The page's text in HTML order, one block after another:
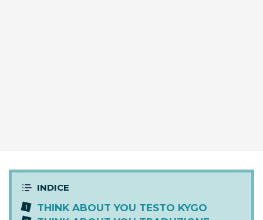
THINK ABOUT YOU TESTO KYGO